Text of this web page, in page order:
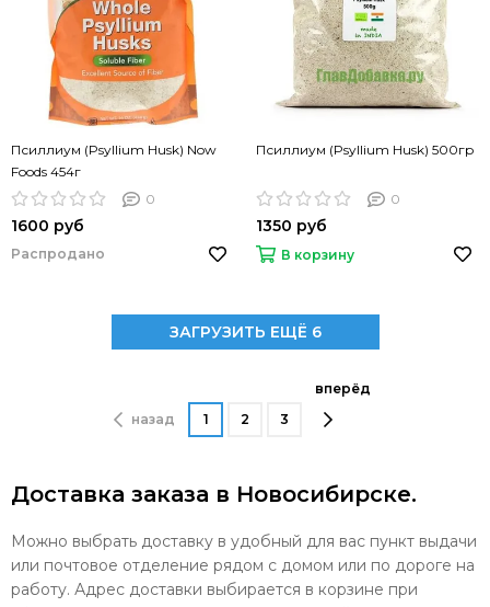
Псиллиум (Psyllium Husk) Now
Foods 454г
0
1600 руб
Распродано
Псиллиум (Psyllium Husk) 500гр
0
1350 руб
В корзину
ЗАГРУЗИТЬ ЕЩЁ 6
назад 1 2 3
вперёд
Доставка заказа в Новосибирске.
Можно выбрать доставку в удобный для вас пункт выдачи
или почтовое отделение рядом с домом или по дороге на
работу. Адрес доставки выбирается в корзине при